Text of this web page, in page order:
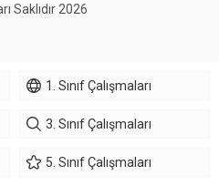
Saklıdır 2026
1. Sınıf Çalışmaları
3. Sınıf Çalışmaları
5. Sınıf Çalışmaları